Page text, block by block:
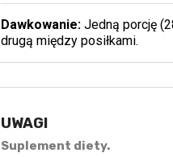
Dawkowanie:Jedną porcję
drugą między posiłkami.
UWAGI
Suplement diety.